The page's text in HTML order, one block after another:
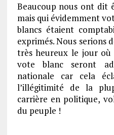
Beaucoup nous ont dit
mais qui évidemment
blancs étaient
exprimés. Nous serions
très heureux le jour
vote blanc seront
nationale car cela
l’illégitimité de la
carrière en politique,
du peuple !